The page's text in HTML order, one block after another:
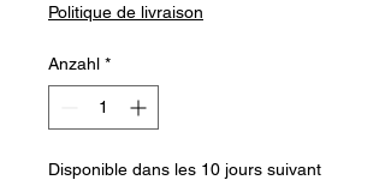
Politique de livraison
Anzahl *
Disponible dans les 10 jours suivant